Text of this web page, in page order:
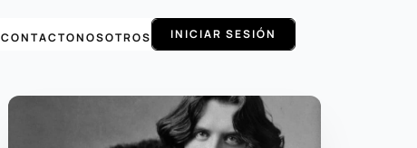
CONTACTONOSOTROS INICIAR SESIÓN